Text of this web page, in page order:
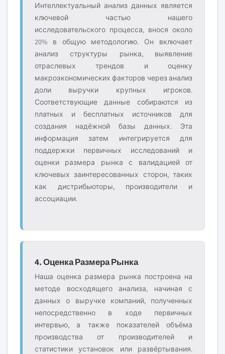
Интеллектуальный анализ данных является
ключевой частью нашего
исследовательского процесса, внося около
20% в общую методологию. Он включает
анализ структуры рынка, выявление
отраслевых трендов и оценку
макроэкономических факторов через анализ
доли выручки крупных игроков.
Соответствующие данные собираются из
платных и бесплатных источников для
создания надёжной базы данных. Эта
информация затем интегрируется для
поддержки первичных исследований и
оценки размера рынка с валидацией от
ключевых заинтересованных сторон, таких
как дистрибьюторы, производители и
ассоциации.
4. Оценка Размера Рынка
Наша оценка размера рынка построена на
методе восходящего анализа, начиная с
данных о выручке компаний, полученных
непосредственно в ходе первичных
интервью, а также показателей объёма
производства от производителей и
статистики установок или развёртывания.